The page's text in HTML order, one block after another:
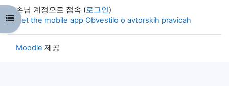
강의 목차 열기
손님 계정으로 접속 (로그인)
Get the mobile app Obvestilo o avtorskih pravicah
Moodle 제공